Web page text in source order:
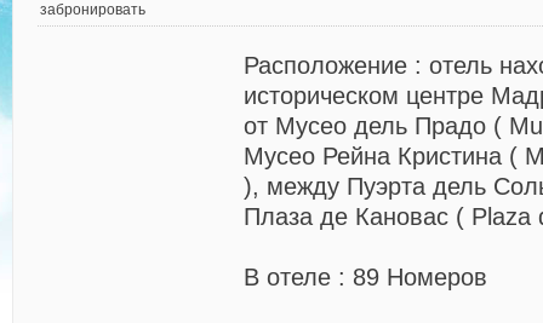
забронировать
Расположение : отель
историческом центре
от Мусео дель Прадо (
Мусео Рейна Кристина (
), между Пуэрта дель
Плаза де Кановас ( Plaza
В отеле : 89 Номеров